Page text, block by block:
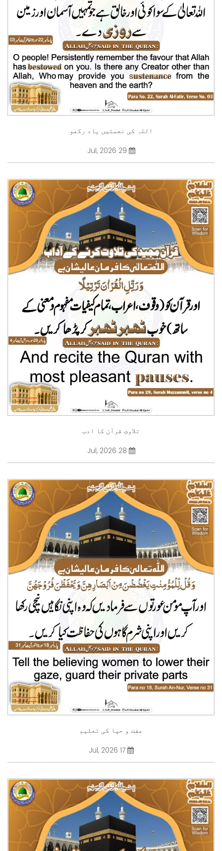
اللہ کی نعمتیں یاد رکھو
تلاوتِ قرآن کا ادب
عفت و حیا کی تعلیم
17 Jul, 2026